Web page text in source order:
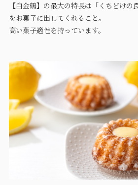
【白金鶴】の最大の特長は「くちどけの
をお菓子に出してくれること。
高い菓子適性を持っています。